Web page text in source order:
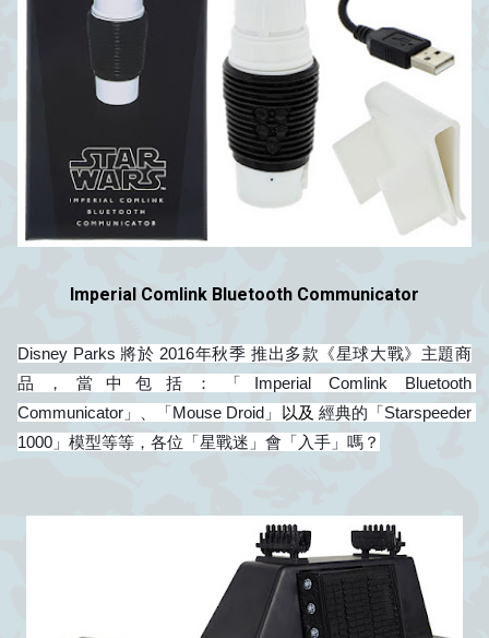
Imperial Comlink Bluetooth Communicator
Disney Parks 將於 2016年秋季 推出多款《星球大戰》主題商
品，當中包括：「Imperial Comlink Bluetooth
Communicator」、「Mouse Droid」
以及 經典的「Starspeeder
1000」模型等等，各位「星戰迷」會 「 入手 」 嗎？